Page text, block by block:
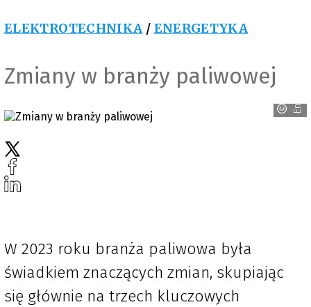
ELEKTROTECHNIKA / ENERGETYKA
Zmiany w branży paliwowej
W 2023 roku branża paliwowa była
świadkiem znaczących zmian, skupiając
się głównie na trzech kluczowych